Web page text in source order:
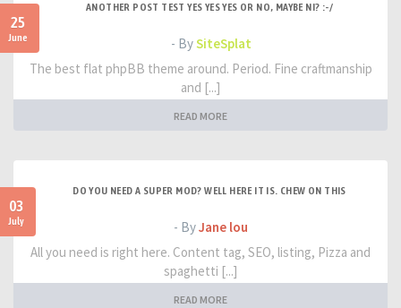
25
June
ANOTHER POST TEST YES YES YES OR NO, MAYBE NI? :-/
- BySiteSplat
The best flat phpBB theme around. Period. Fine craftmanship
and [...]
READ MORE
03
July
DO YOU NEED A SUPER MOD? WELL HERE IT IS. CHEW ON THIS
- ByJane lou
All you need is right here. Content tag, SEO, listing, Pizza and
spaghetti [...]
READ MORE